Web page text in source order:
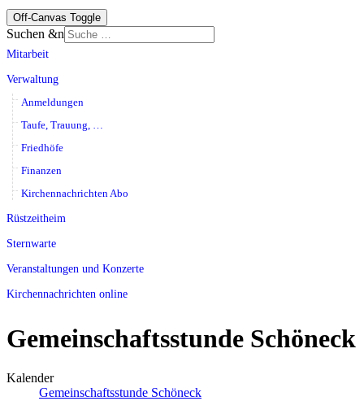
Off-Canvas Toggle
Suchen &n
Mitarbeit
Verwaltung
Anmeldungen
Taufe, Trauung, …
Friedhöfe
Finanzen
Kirchennachrichten Abo
Rüstzeitheim
Sternwarte
Veranstaltungen und Konzerte
Kirchennachrichten online
Gemeinschaftsstunde Schöneck
Kalender
Gemeinschaftsstunde Schöneck